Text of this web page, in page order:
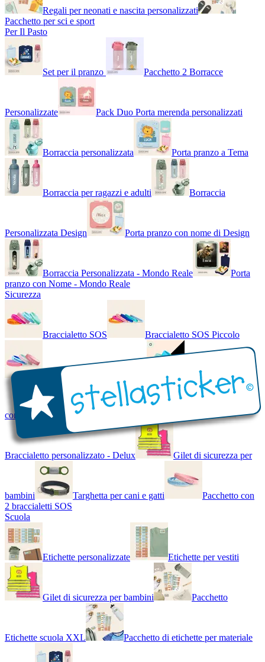
Regali per neonati e nascita personalizzati
Pacchetto per sci e sport
Per Il Pasto
Set per il pranzo Pacchetto 2 Borracce
Personalizzate Pack Duo Porta merenda personalizzati
Borraccia personalizzata Porta pranzo a Tema
Borraccia per ragazzi e adulti Borraccia
Personalizzata Design Porta pranzo con nome di Design
Borraccia Personalizzata - Mondo Reale
Porta
pranzo con Nome - Mondo Reale
Sicurezza
Braccialetto SOS Braccialetto SOS Piccolo
Braccialetto SOS - Bicolore Braccialetto SOS
con Nome - Luminoso
Braccialetto personalizzato - Delux Gilet di sicurezza per
bambini Targhetta per cani e gatti
Pacchetto con
2 braccialetti SOS
Scuola
Etichette personalizzate Etichette per vestiti
Gilet di sicurezza per bambini Pacchetto
Etichette scuola XXL Pacchetto di etichette per materiale